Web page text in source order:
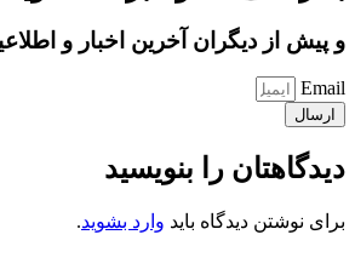
و پیش از دیگران آخرین اخبار و
Email
ارسال
دیدگاهتان را بنویسید
برای نوشتن دیدگاه باید وارد بشوید.